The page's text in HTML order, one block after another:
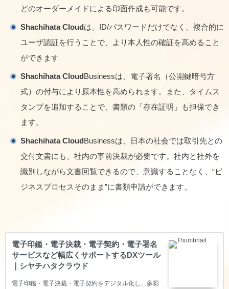
どのオーダーメイドによる印面作成も可能です。
Shachihata Cloudは、ID/パスワードだけでなく、複合的に
ユーザ認証を行うことで、より本人性の確証を高めること
ができます
Shachihata CloudBusinessは、電子署名（公開鍵暗号方
式）の付与により原本性を高められます。また、タイムス
タンプを追加することで、書類の「存在証明」も担保でき
ます。
Shachihata CloudBusinessは、日本の社会では取引先との
交付文書にも、社内の事前決裁が必要です。社内と社外を
識別しながら文書回覧できるので、意識することなく、“ビ
ジネスプロセスそのまま”に書類申請ができます。
電子印鑑・電子決裁・電子契約・電子署名
サービスなど幅広くサポートするDXツール
｜シヤチハタクラウド
電子印鑑・電子決裁・電子契約をデジタル化し、多彩